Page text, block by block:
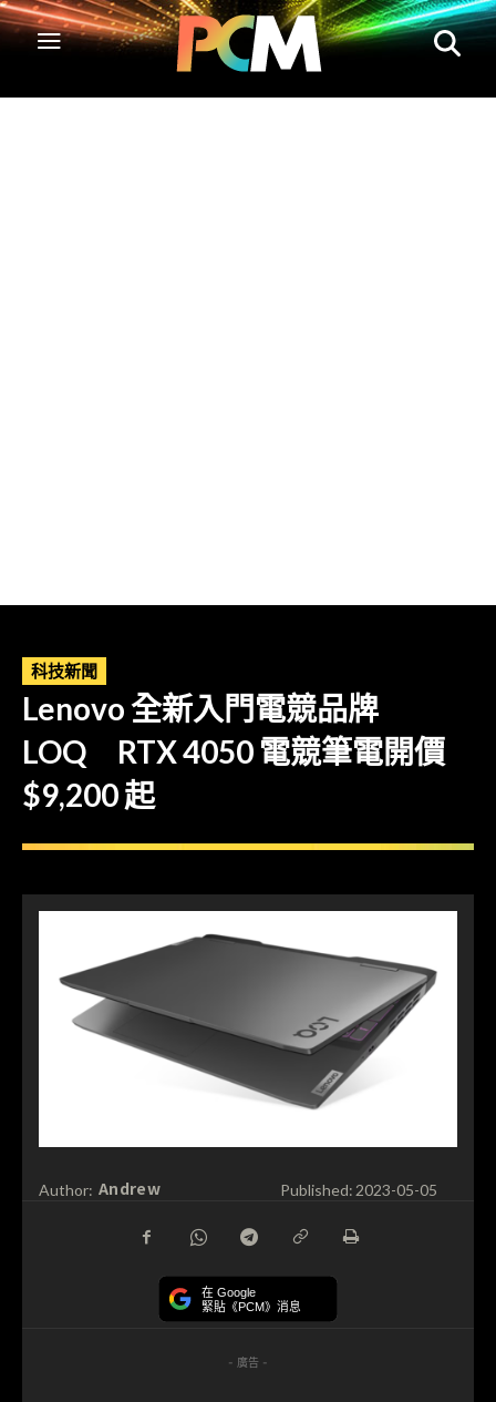
科技新聞
Lenovo 全新入門電競品牌
LOQ RTX 4050 電競筆電開價
$9,200 起
Author: Andrew Published: 2023-05-05
在 Google
緊貼《PCM》消息
- 廣告 -